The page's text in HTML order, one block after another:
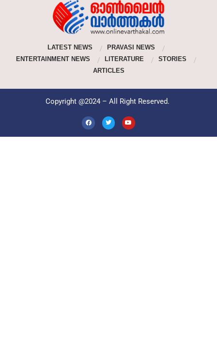
LATEST NEWS
PRAVASI NEWS
ENTERTAINMENT NEWS
LITERATURE
STORIES
ARTICLES
Copyright @2024 – All Right Reserved.